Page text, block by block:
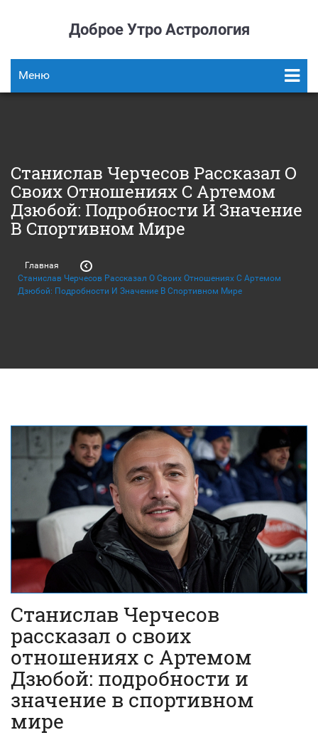
Доброе Утро Астрология
Меню
Станислав Черчесов Рассказал О
Своих Отношениях С Артемом
Дзюбой: Подробности И Значение
В Спортивном Мире
Главная
Станислав Черчесов Рассказал О Своих Отношениях С Артемом
Дзюбой: Подробности И Значение В Спортивном Мире
Станислав Черчесов
рассказал о своих
отношениях с Артемом
Дзюбой: подробности и
значение в спортивном
мире